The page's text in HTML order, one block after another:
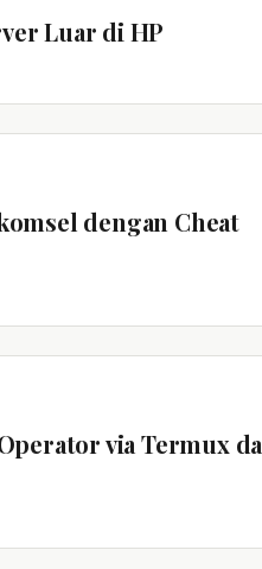
Luar di HP
dengan Cheat
via Termux